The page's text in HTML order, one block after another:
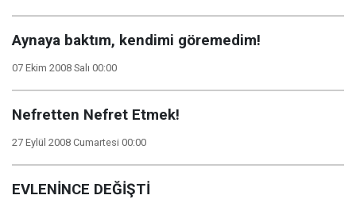
Aynaya baktım, kendimi göremedim!
07 Ekim 2008 Salı 00:00
Nefretten Nefret Etmek!
27 Eylül 2008 Cumartesi 00:00
EVLENİNCE DEĞİŞTİ